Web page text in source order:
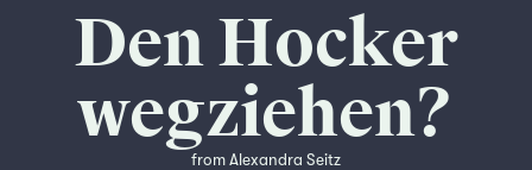
Den Hocker
wegziehen?
from Alexandra Seitz